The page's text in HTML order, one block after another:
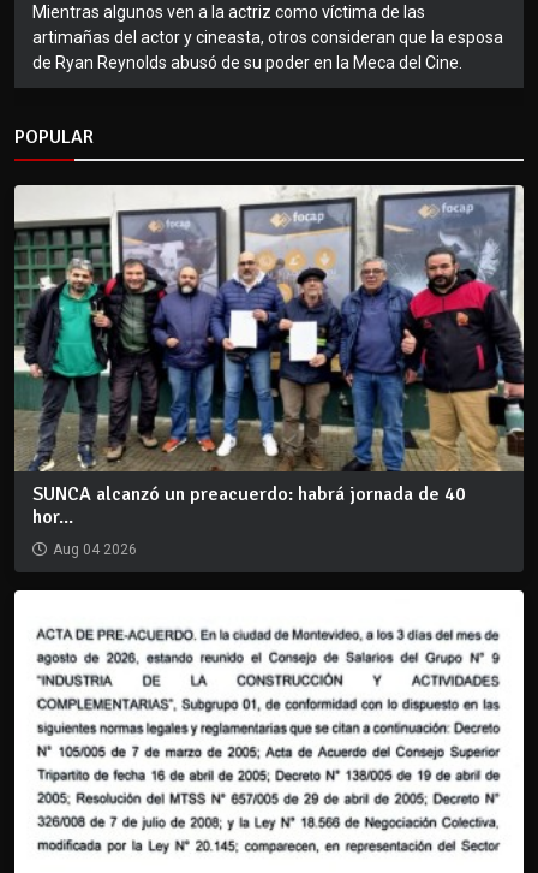
Mientras algunos ven a la actriz como víctima de las
artimañas del actor y cineasta, otros consideran que la esposa
de Ryan Reynolds abusó de su poder en la Meca del Cine.
POPULAR
SUNCA alcanzó un preacuerdo: habrá jornada de 40
hor...
Aug 04 2026